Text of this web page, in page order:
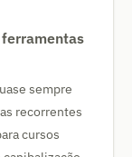
sempre
recorrentes
cursos